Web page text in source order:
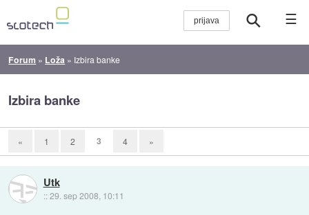
☰
Forum » Loža » Izbira banke
Izbira banke
« 1 2 3 4 »
Utk
::29. sep 2008, 10:11